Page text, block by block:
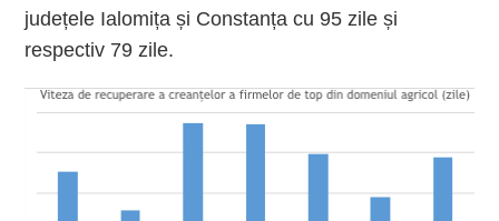
județele Ialomița și Constanța cu 95 zile și
respectiv 79 zile.